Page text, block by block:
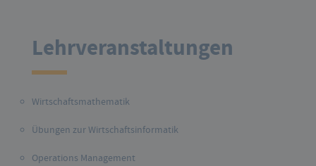
Lehrveranstaltungen
Wirtschaftsmathematik
Übungen zur Wirtschaftsinformatik
Operations Management